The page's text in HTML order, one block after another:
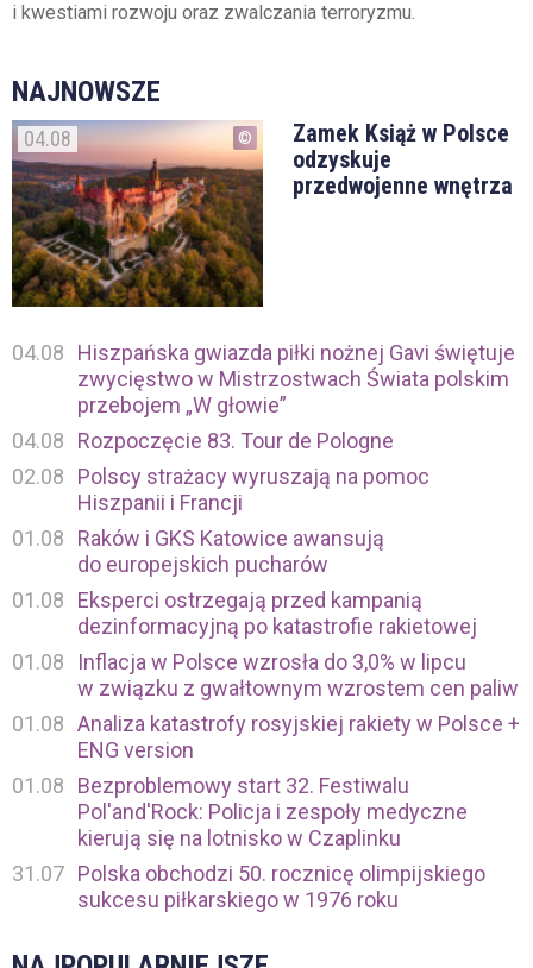
i kwestiami rozwoju oraz zwalczania terroryzmu.
NAJNOWSZE
04.08
Zamek Książ w Polsce
odzyskuje
przedwojenne wnętrza
04.08
Hiszpańska gwiazda piłki nożnej Gavi świętuje
zwycięstwo w Mistrzostwach Świata polskim
przebojem „W głowie”
04.08
Rozpoczęcie 83. Tour de Pologne
02.08
Polscy strażacy wyruszają na pomoc
Hiszpanii i Francji
01.08
Raków i GKS Katowice awansują
do europejskich pucharów
01.08
Eksperci ostrzegają przed kampanią
dezinformacyjną po katastrofie rakietowej
01.08
Inflacja w Polsce wzrosła do 3,0% w lipcu
w związku z gwałtownym wzrostem cen paliw
01.08 Analiza katastrofy rosyjskiej rakiety w Polsce +
ENG version
01.08
Bezproblemowy start 32. Festiwalu
Pol'and'Rock: Policja i zespoły medyczne
kierują się na lotnisko w Czaplinku
31.07 Polska obchodzi 50. rocznicę olimpijskiego
sukcesu piłkarskiego w 1976 roku